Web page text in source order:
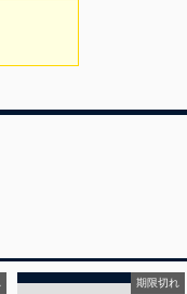
期限切れ